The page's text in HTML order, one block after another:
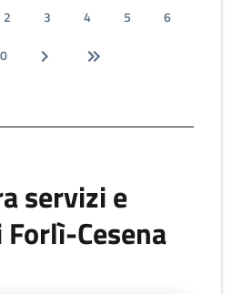
2 3 4 5
6
servizi e
Cesena